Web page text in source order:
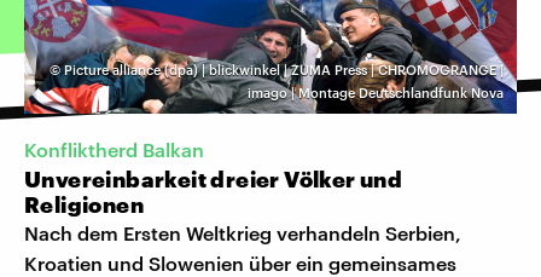
©Picture alliance (dpa) | blickwinkel | ZUMA Press | CHROMOGRANGE |
imago | Montage Deutschlandfunk Nova
Konfliktherd Balkan
Unvereinbarkeit dreier Völker und
Religionen
Nach dem Ersten Weltkrieg verhandeln Serbien,
Kroatien und Slowenien über ein gemeinsames